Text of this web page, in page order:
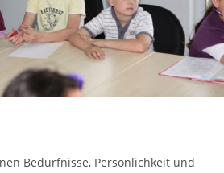
Bedürfnisse, Persönlichkeit und